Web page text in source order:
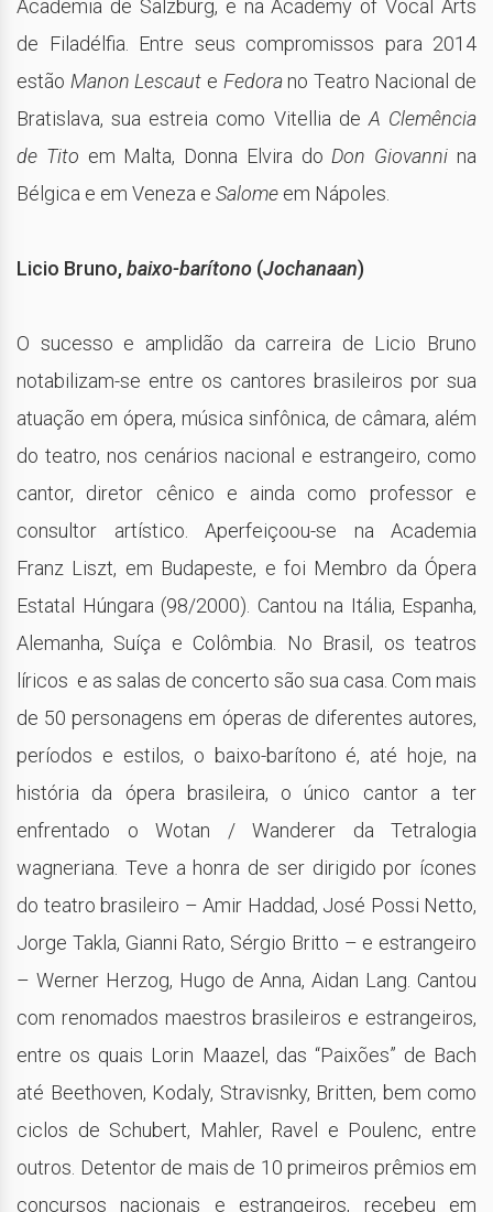
Academia de Salzburg, e na Academy of Vocal Arts
de Filadélfia. Entre seus compromissos para 2014
estão Manon Lescaut e Fedora no Teatro Nacional de
Bratislava, sua estreia como Vitellia de A Clemência
de Tito em Malta, Donna Elvira do Don Giovanni na
Bélgica e em Veneza e Salome em Nápoles.
Licio Bruno,baixo-barítono (Jochanaan)
O sucesso e amplidão da carreira de Licio Bruno
notabilizam-se entre os cantores brasileiros por sua
atuação em ópera, música sinfônica, de câmara, além
do teatro, nos cenários nacional e estrangeiro, como
cantor, diretor cênico e ainda como professor e
consultor artístico. Aperfeiçoou-se na Academia
Franz Liszt, em Budapeste, e foi Membro da Ópera
Estatal Húngara (98/2000). Cantou na Itália, Espanha,
Alemanha, Suíça e Colômbia. No Brasil, os teatros
líricos e as salas de concerto são sua casa. Com mais
de 50 personagens em óperas de diferentes autores,
períodos e estilos, o baixo-barítono é, até hoje, na
história da ópera brasileira, o único cantor a ter
enfrentado o Wotan / Wanderer da Tetralogia
wagneriana. Teve a honra de ser dirigido por ícones
do teatro brasileiro – Amir Haddad, José Possi Netto,
Jorge Takla, Gianni Rato, Sérgio Britto – e estrangeiro
– Werner Herzog, Hugo de Anna, Aidan Lang. Cantou
com renomados maestros brasileiros e estrangeiros,
entre os quais Lorin Maazel, das “Paixões” de Bach
até Beethoven, Kodaly, Stravisnky, Britten, bem como
ciclos de Schubert, Mahler, Ravel e Poulenc, entre
outros. Detentor de mais de 10 primeiros prêmios em
concursos nacionais e estrangeiros, recebeu em